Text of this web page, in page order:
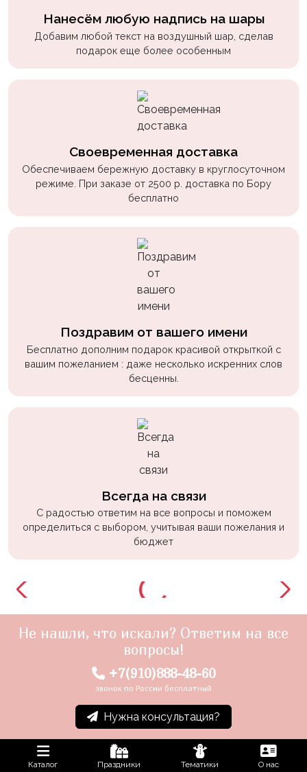
Нанесём любую надпись на шары
Добавим любой текст на воздушный шар, сделав
подарок еще более особенным
Своевременная доставка
Обеспечиваем бережную доставку в круглосуточном
режиме. При заказе от 2500 р. доставка по Бору
бесплатно
Поздравим от вашего имени
Бесплатно дополним подарок красивой открыткой с
вашим пожеланием : даже несколько искренних слов
бесценны.
Всегда на связи
С радостью ответим на все вопросы и поможем
определиться с выбором, учитывая ваши пожелания и
бюджет
Не нашли, что искали? Ответим на все
вопросы!
+7(910)888-48-60
звонок по России бесплатный
Нужна консультация?
Каталог Праздники Тематики О нас